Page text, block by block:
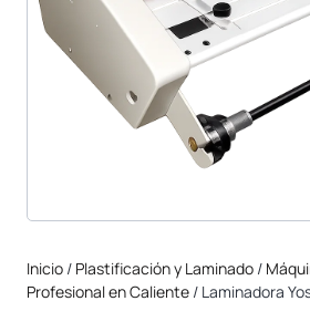
Inicio / Plastificación y Laminado /
Profesional en Caliente / Laminadora